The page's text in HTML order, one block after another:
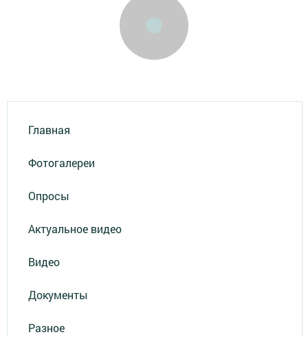
Главная
Фотогалереи
Опросы
Актуальное видео
Видео
Документы
Разное